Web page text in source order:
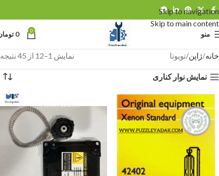
Skip to navigation
Skip to main content
منو 0
0
خانه ژاپن تویوتا نمایش 1–12 از 45 نتیجه
نمایش نوار کناری